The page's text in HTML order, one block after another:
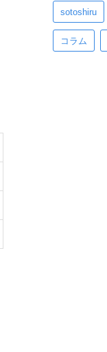
sotoshiru
コラム